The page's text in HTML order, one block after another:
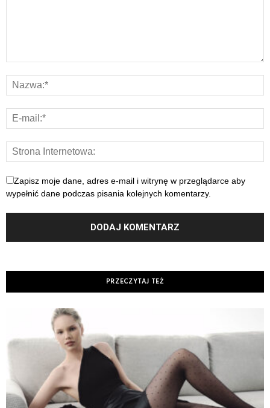
Zapisz moje dane, adres e-mail i witrynę w przeglądarce aby
wypełnić dane podczas pisania kolejnych komentarzy.
PRZECZYTAJ TEŻ